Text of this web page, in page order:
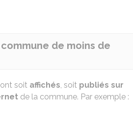
de moins de
soit affichés, soit publiés sur
de la commune. Par exemple :